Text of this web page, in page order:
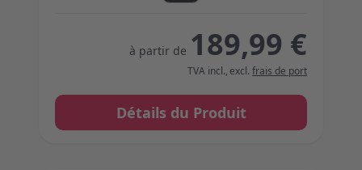
à partir de 189,99 €
TVA incl., excl. frais de port
Détails du Produit